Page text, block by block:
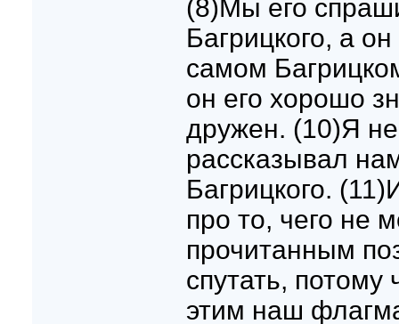
(8)Мы его
Багрицкого, а
самом
он его хорошо
дружен. (10)Я
рассказывал
Багрицкого.
про то, чего не
прочитанным
спутать, потому
этим наш